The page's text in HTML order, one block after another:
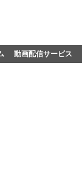
動画配信サービス